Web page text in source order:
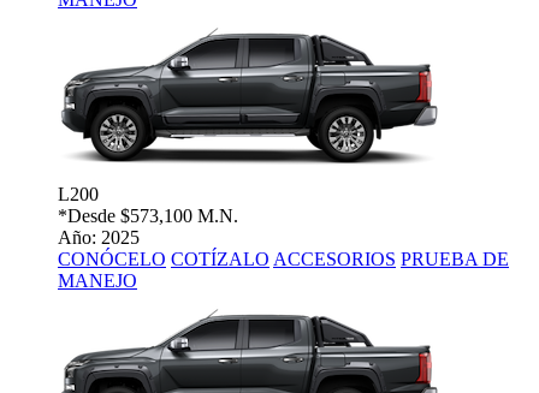
L200
*Desde $573,100 M.N.
Año: 2025
CONÓCELO COTÍZALO ACCESORIOS PRUEBA DE
MANEJO